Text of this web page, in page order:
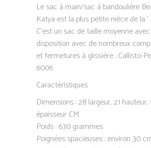
Le sac à main/sac à bandoulière
Katya est la plus petite nièce de la ‘
C’est un sac de taille moyenne
disposition avec de nombreux
et fermetures à glissière ; Callisto-
6006
Caractéristiques
Dimensions : 28 largeur, 21 hauteur,
épaisseur CM
Poids : 630 grammes
Poignées spacieuses ; environ 30